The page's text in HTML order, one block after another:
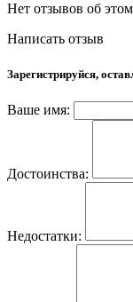
Нет отзывов об
Написать отзыв
Зарегистрируйся,
Ваше имя:
Достоинства:
Недостатки: